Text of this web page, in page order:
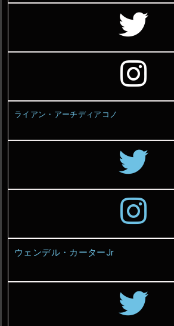
ライアン・アーチディアコノ
ウェンデル・カーターJr